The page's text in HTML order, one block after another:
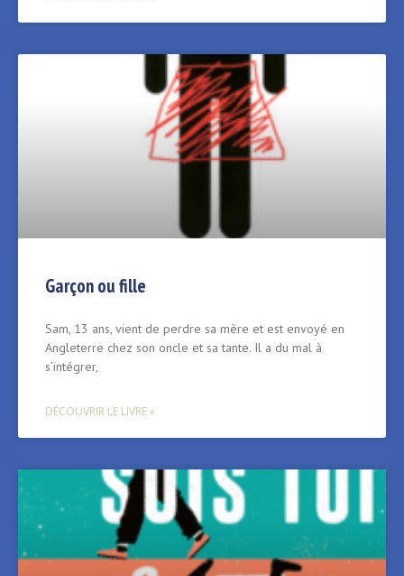
Garçon ou fille
Sam, 13 ans, vient de perdre sa mère et est envoyé en
Angleterre chez son oncle et sa tante. Il a du mal à
s’intégrer,
DÉCOUVRIR LE LIVRE »